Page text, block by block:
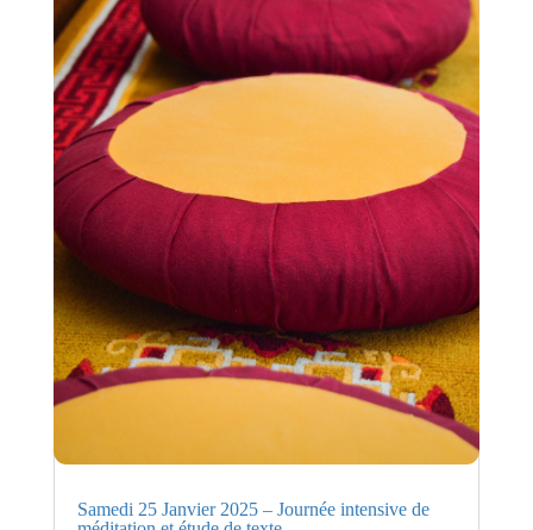
Samedi 25 Janvier 2025 – Journée intensive de